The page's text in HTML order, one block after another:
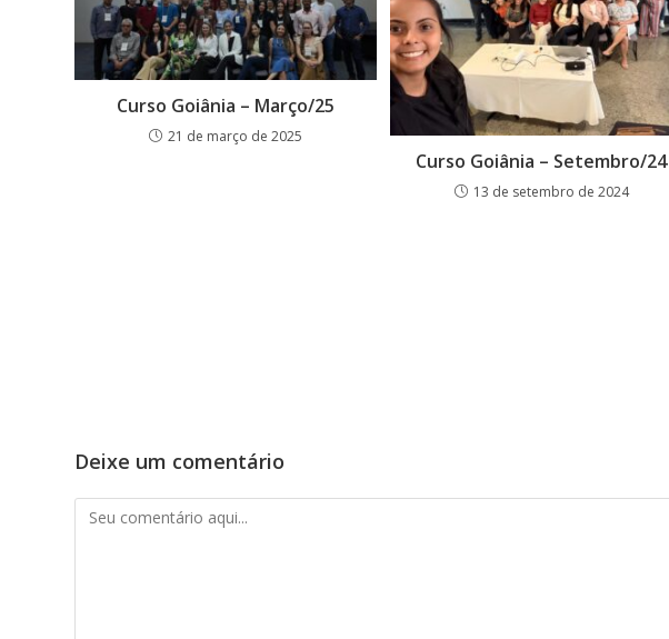
Curso Goiânia – Março/25
21 de março de 2025
Curso Goiânia – Setembro/24
13 de setembro de 2024
Deixe um comentário
Comentário